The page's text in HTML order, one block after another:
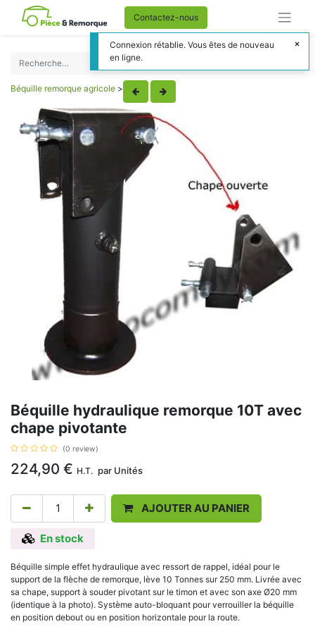
Contactez-nous
Béquille remorque agricole >
Béquille hydraulique remorque 10T avec
chape pivotante
(0 review)
224,90 € H.T. par Unités
AJOUTER AU PANIER
En stock
Béquille simple effet hydraulique avec ressort de rappel, idéal pour le
support de la flèche de remorque, lève 10 Tonnes sur 250 mm. Livrée avec
sa chape, support à souder pivotant sur le timon et avec son axe Ø20 mm
(identique à la photo). Système auto-bloquant pour verrouiller la béquille
en position debout ou en position horizontale pour la route.
Connexion rétablie. Vous êtes de nouveau
en ligne.